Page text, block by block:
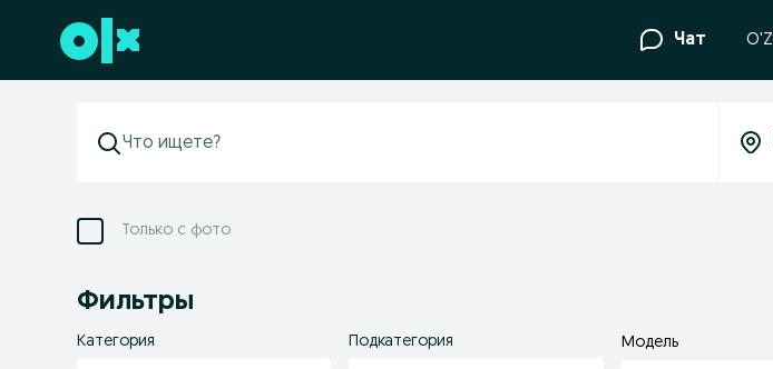
Перейти к нижнему колонтитулу Чат O'Z
Только с фото
Фильтры
Категория Подкатегория Модель